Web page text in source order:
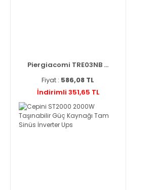
Piergiacomi TRE03NB ...
Fiyat : 586,08 TL
İndirimli 351,65 TL